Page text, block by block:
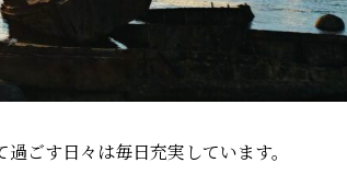
ごす日々は毎日充実しています。